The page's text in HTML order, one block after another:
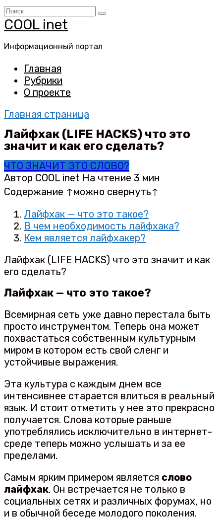
Перейти
к
содержанию
Search
for:
COOL inet
Информационный портал
Главная
Рубрики
О проекте
Главная страница
Лайфхак (LIFE HACKS) что это
значит и как его сделать?
ЧТО ЗНАЧИТ ЭТО СЛОВО?
Автор COOL inet На чтение 3 мин
Содержание ↑можно свернуть↑
Лайфхак — что это такое?
В чем необходимость лайфхака?
Кем является лайфхакер?
Лайфхак (LIFE HACKS) что это значит и как
его сделать?
Лайфхак — что это такое?
Всемирная сеть уже давно перестала быть
просто инструментом. Теперь она может
похвастаться собственным культурным
миром в котором есть свой сленг и
устойчивые выражения.
Эта культура с каждым днем все
интенсивнее старается влиться в реальный
язык. И стоит отметить у нее это прекрасно
получается. Слова которые раньше
употреблялись исключительно в интернет-
среде теперь можно услышать и за ее
пределами.
Самым ярким примером является слово
лайфхак. Он встречается не только в
социальных сетях и различных форумах, но
и в обычной беседе молодого поколения.